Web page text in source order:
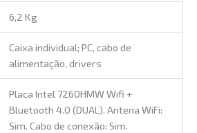
6,2 Kg
Caixa individual; PC, cabo de
alimentação, drivers
Placa Intel 7260HMW Wifi +
Bluetooth 4.0 (DUAL). Antena WiFi:
Sim. Cabo de conexão: Sim.